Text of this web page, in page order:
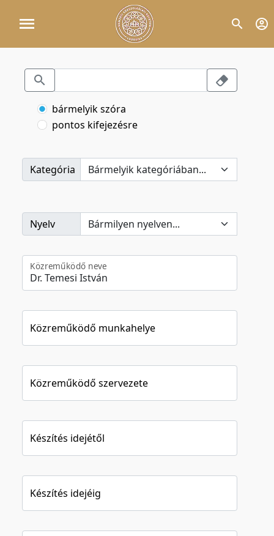
bármelyik szóra
pontos kifejezésre
Kategória
Nyelv
Közreműködő neve
Közreműködő munkahelye
Közreműködő szervezete
Készítés idejétől
Készítés idejéig